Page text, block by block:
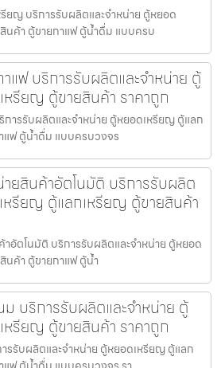
ยญ​ บริการรับผลิตและจำหน่าย ตู้หยอด
นค้า ตู้ขายกาแฟ ตู้น้ำดื่ม แบบครบ
แฟ บริการรับผลิตและจำหน่าย ตู้
รียญ ตู้ขายสินค้า ราคาถูก
ารรับผลิตและจำหน่าย ตู้หยอดเหรียญ ตู้แลก
แฟ ตู้น้ำดื่ม แบบครบวงจร
ยสินค้า​อัตโนมัติ บริการรับผลิต
หรียญ ตู้แลกเหรียญ ตู้ขายสินค้า
อัตโนมัติ บริการรับผลิตและจำหน่าย ตู้หยอด
นค้า ตู้ขายกาแฟ ตู้น้ำ
บริการรับผลิตและจำหน่าย ตู้
รียญ ตู้ขายสินค้า ราคาถูก
รรับผลิตและจำหน่าย ตู้หยอดเหรียญ ตู้แลก